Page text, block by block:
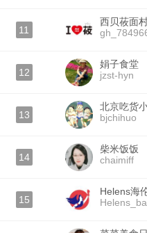
11
西贝莜面
12
娟子食堂
jzst-hyn
13
北京吃货
bjchihuo
14
柴米饭饭
chaimiff
15
Helens海